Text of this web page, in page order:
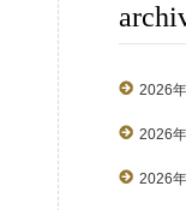
2026
2026
2026